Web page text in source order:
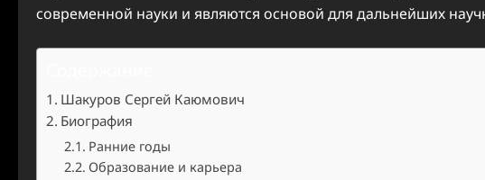
современной науки и являются основой для дальнейших
Шакуров Сергей Каюмович
Биография
Ранние годы
Образование и карьера